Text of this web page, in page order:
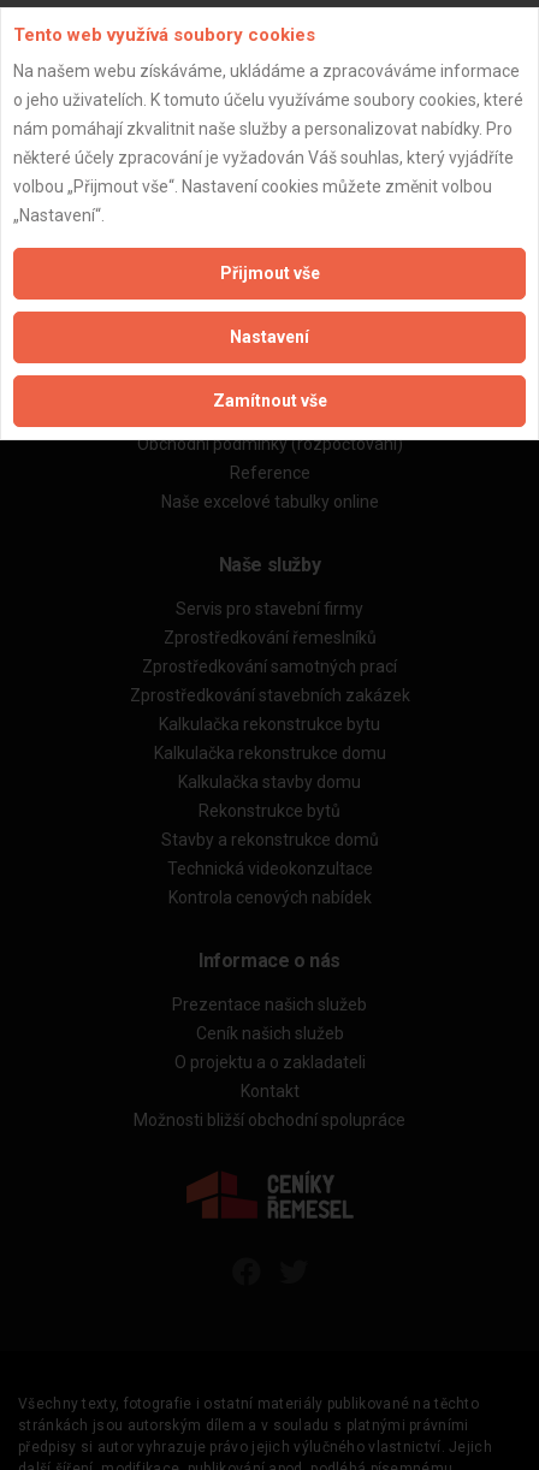
Aktualizováno z portálu ARES dne 01.01.2024 19:00:12
Důležité informace
Naše firmy a řemeslníci
Obchodní podmínky (rozpočtování)
Reference
Naše excelové tabulky online
Naše služby
Servis pro stavební firmy
Zprostředkování řemeslníků
Zprostředkování samotných prací
Zprostředkování stavebních zakázek
Kalkulačka rekonstrukce bytu
Kalkulačka rekonstrukce domu
Kalkulačka stavby domu
Rekonstrukce bytů
Stavby a rekonstrukce domů
Technická videokonzultace
Kontrola cenových nabídek
Informace o nás
Prezentace našich služeb
Ceník našich služeb
O projektu a o zakladateli
Kontakt
Možnosti bližší obchodní spolupráce
Všechny texty, fotografie i ostatní materiály publikované na těchto
stránkách jsou autorským dílem a v souladu s platnými právními
předpisy si autor vyhrazuje právo jejich výlučného vlastnictví. Jejich
Tento web využívá soubory cookies
Na našem webu získáváme, ukládáme a zpracováváme informace
o jeho uživatelích. K tomuto účelu využíváme soubory cookies, které
nám pomáhají zkvalitnit naše služby a personalizovat nabídky. Pro
některé účely zpracování je vyžadován Váš souhlas, který vyjádříte
volbou „Přijmout vše“. Nastavení cookies můžete změnit volbou
„Nastavení“.
Přijmout vše
Nastavení
Zamítnout vše